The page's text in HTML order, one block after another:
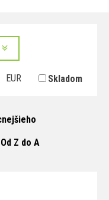
EUR Skladom
Od Z do A